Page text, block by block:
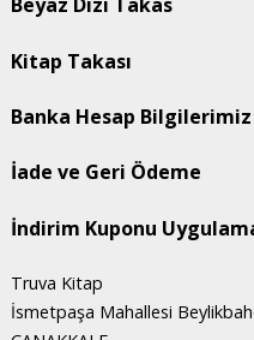
Kitap Takası
Banka Hesap Bilgilerimiz
İade ve Geri Ödeme
İndirim Kuponu
Truva Kitap
İsmetpaşa Mahallesi